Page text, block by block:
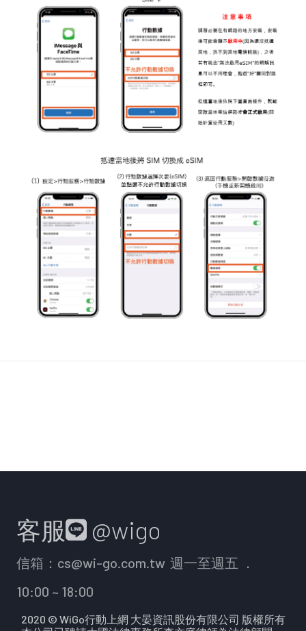
客服 @wigo
信箱： cs@wi-go.com.tw 週一至週五 ．
10:00 ~ 18:00
2020 © WiGo行動上網 大晏資訊股份有限公司 版權所有